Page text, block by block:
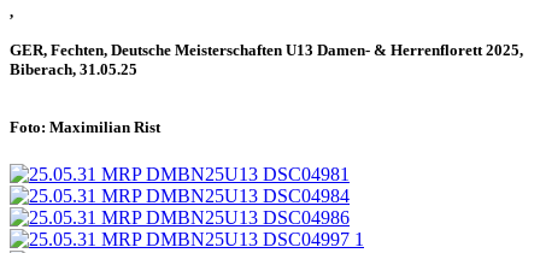
,
GER, Fechten, Deutsche Meisterschaften U13 Damen- & Herrenflorett 2025,
Biberach, 31.05.25
Foto: Maximilian Rist